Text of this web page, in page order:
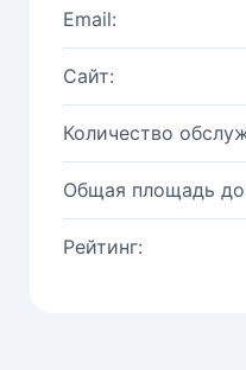
Email:
Сайт:
Количество
Общая площадь
Рейтинг: